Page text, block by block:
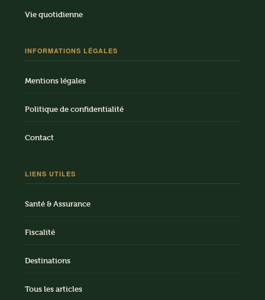
Vie quotidienne
INFORMATIONS LÉGALES
Mentions légales
Politique de confidentialité
Contact
LIENS UTILES
Santé & Assurance
Fiscalité
Destinations
Tous les articles